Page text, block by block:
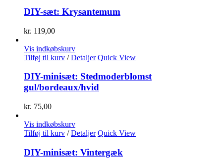
DIY-sæt: Krysantemum
kr. 119,00
Vis indkøbskurv
Tilføj til kurv / Detaljer Quick View
DIY-minisæt: Stedmoderblomst
gul/bordeaux/hvid
kr. 75,00
Vis indkøbskurv
Tilføj til kurv / Detaljer Quick View
DIY-minisæt: Vintergæk